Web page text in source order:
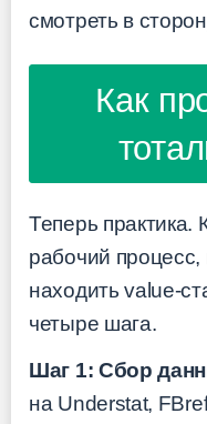
смотреть в
Как
Теперь практика.
рабочий
находить value-
четыре шага.
Шаг 1: Сбор
на Understat,